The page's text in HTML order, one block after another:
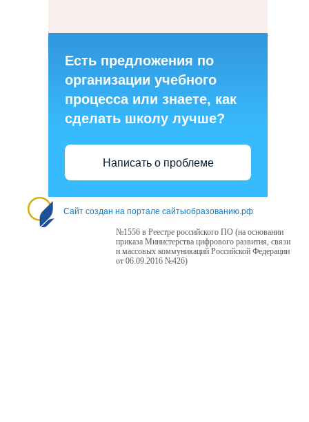
Есть предложения по
организации учебного
процесса или знаете, как
сделать школу лучше?
Написать о проблеме
Сайт создан на портале сайтыобразованию.рф
№1556 в Реестре российского ПО (на основании
приказа Министерства цифрового развития, связи
и массовых коммуникаций Российской Федерации
от 06.09.2016 №426)